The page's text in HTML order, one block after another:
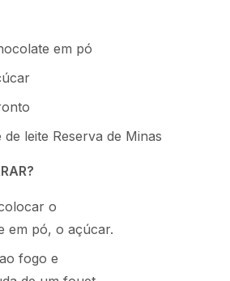
em pó
leite Reserva de Minas
o
em pó, o açúcar.
fogo e